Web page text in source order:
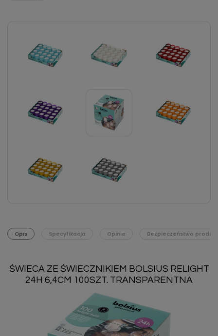
Opis Specyfikacja Opinie Bezpieczeństwo
ŚWIECA ZE ŚWIECZNIKIEM BOLSIUS RELIGHT
24H 6,4CM 100SZT. TRANSPARENTNA